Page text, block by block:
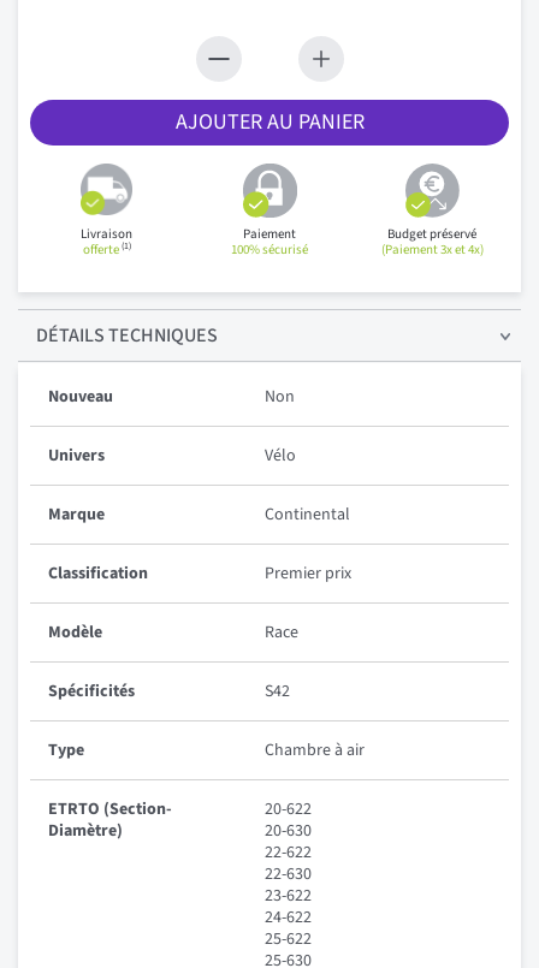
AJOUTER AU PANIER
Livraison
offerte(1)
Paiement
100% sécurisé
Budget préservé
(Paiement 3x et 4x)
DÉTAILSTECHNIQUES
Nouveau Non
Univers Vélo
Marque Continental
Classification Premier prix
Modèle Race
Spécificités S42
Type Chambre à air
ETRTO (Section-
Diamètre)
20-622
20-630
22-622
22-630
23-622
24-622
25-622
25-630